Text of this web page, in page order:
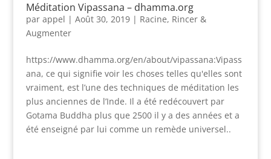
Méditation Vipassana – dhamma.org
par appel | Août 30, 2019| Racine, Rincer &
Augmenter
https://www.dhamma.org/en/about/vipassana:Vipass
ana, ce qui signifie voir les choses telles qu'elles sont
vraiment, est l’une des techniques de méditation les
plus anciennes de l’Inde. Il a été redécouvert par
Gotama Buddha plus que 2500 il y a des années et a
été enseigné par lui comme un remède universel..